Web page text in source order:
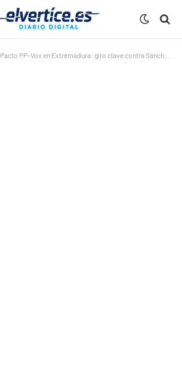
Pacto PP-Vox en Extremadura: giro clave contra Sánchez